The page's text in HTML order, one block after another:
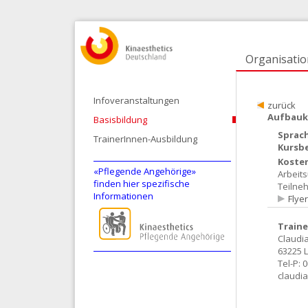
Infoveranstaltungen
Basisbildung
TrainerInnen-Ausbildung
«Pflegende Angehörige»
finden hier spezifische
Informationen
zurück
Flyer
63225
Tel-P: